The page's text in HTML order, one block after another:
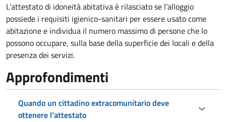
L’attestato di idoneità abitativa è rilasciato se l’alloggio
possiede i requisiti igienico-sanitari per essere usato come
abitazione e individua il numero massimo di persone che lo
possono occupare, sulla base della superficie dei locali e della
presenza dei servizi.
Approfondimenti
Quando un cittadino extracomunitario deve
ottenere l'attestato